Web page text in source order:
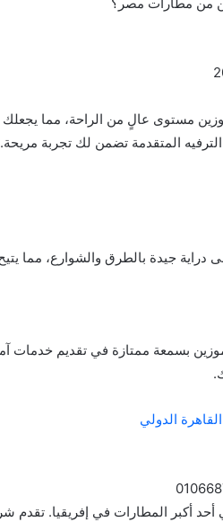
مستوى عالٍ من الراحة، مما يجعلك
المتقدمة تضمن لك تجربة مريحة.
دراية جيدة بالطرق والشوارع، مما
بسمعة ممتازة في تقديم خدمات
الدولي
أحد أكبر المطارات في إفريقيا.